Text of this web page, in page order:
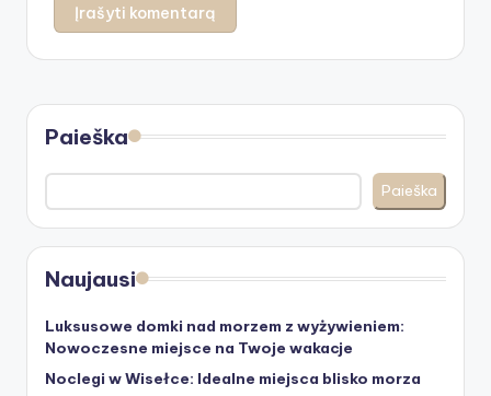
Paieška
Paieška
Naujausi
Luksusowe domki nad morzem z wyżywieniem:
Nowoczesne miejsce na Twoje wakacje
Noclegi w Wisełce: Idealne miejsca blisko morza